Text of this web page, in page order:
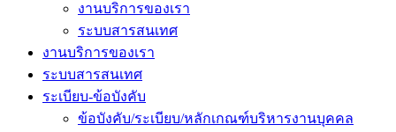
งานบริการของเรา
ระบบสารสนเทศ
งานบริการของเรา
ระบบสารสนเทศ
ระเบียบ-ข้อบังคับ
ข้อบังคับ/ระเบียบ/หลักเกณฑ์บริหารงานบุคคล